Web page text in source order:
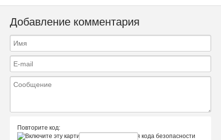
Добавление комментария
Повторите код: